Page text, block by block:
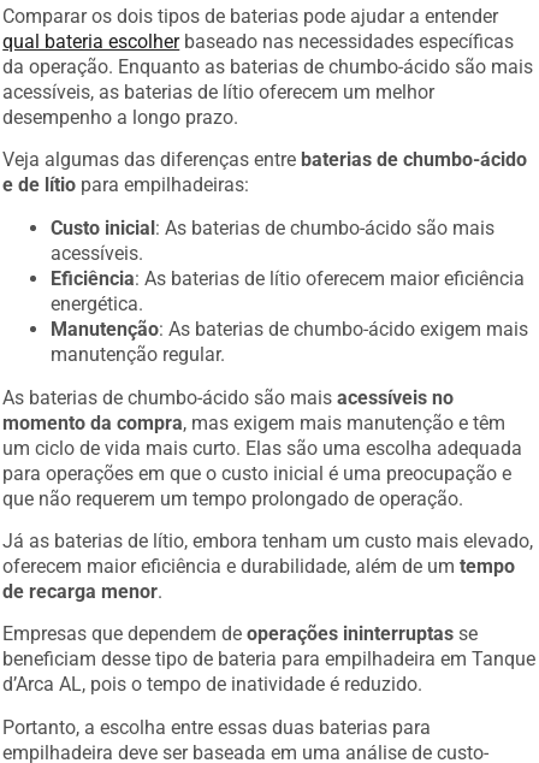
Comparar os dois tipos de baterias pode ajudar a entender
qual bateria escolherbaseado nas necessidades específicas
da operação. Enquanto as baterias de chumbo-ácido são mais
acessíveis, as baterias de lítio oferecem um melhor
desempenho a longo prazo.
Veja algumas das diferenças entre baterias de chumbo-ácido
e de lítio para empilhadeiras:
Custo inicial: As baterias de chumbo-ácido são mais
acessíveis.
Eficiência: As baterias de lítio oferecem maior eficiência
energética.
Manutenção: As baterias de chumbo-ácido exigem mais
manutenção regular.
As baterias de chumbo-ácido são maisacessíveis no
momento da compra, mas exigem mais manutenção e têm
um ciclo de vida mais curto. Elas são uma escolha adequada
para operações em que o custo inicial é uma preocupação e
que não requerem um tempo prolongado de operação.
Já as baterias de lítio, embora tenham um custo mais elevado,
oferecem maior eficiência e durabilidade, além de umtempo
de recarga menor.
Empresas que dependem deoperações ininterruptas se
beneficiam desse tipo de bateria para empilhadeira em Tanque
d’Arca AL, pois o tempo de inatividade é reduzido.
Portanto, a escolha entre essas duas baterias para
empilhadeira deve ser baseada em uma análise de custo-